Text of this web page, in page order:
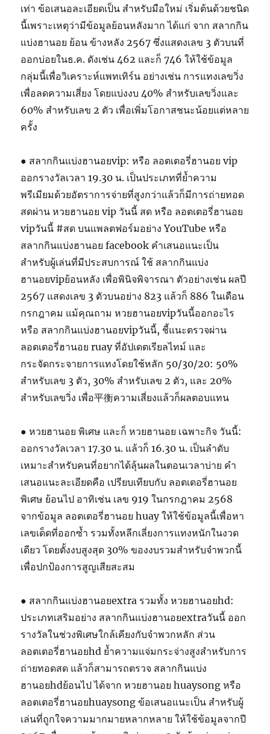
เท่า ข้อเสนอละเอียดเป็น สำหรับมือใหม่ เริ่มต้นด้วยชนิด
นี้เพราะเหตุว่ามีข้อมูลย้อนหลังมาก ได้แก่ จาก สลากกิน
แบ่งฮานอย ย้อน ข้างหลัง 2567 ซึ่งแสดงเลข 3 ตัวบนที่
ออกบ่อยในธ.ค. ดังเช่น 462 และก็ 746 ให้ใช้ข้อมูล
กลุ่มนี้เพื่อวิเคราะห์แพทเทิร์น อย่างเช่น การแทงเลขวิ่ง
เพื่อลดความเสี่ยง โดยแบ่งงบ 40% สำหรับเลขวิ่งและ
60% สำหรับเลข 2 ตัว เพื่อเพิ่มโอกาสชนะน้อยแต่หลาย
ครั้ง
● สลากกินแบ่งฮานอยvip: หรือ ลอตเตอรี่ฮานอย vip
ออกรางวัลเวลา 19.30 น. เป็นประเภทที่ย้ำความ
พรีเมียมด้วยอัตราการจ่ายที่สูงกว่าแล้วก็มีการถ่ายทอด
สดผ่าน หวยฮานอย vip วันนี้ สด หรือ ลอตเตอรี่ฮานอย
vipวันนี้ #สด บนแพลตฟอร์มอย่าง YouTube หรือ
สลากกินแบ่งฮานอย facebook คำเสนอแนะเป็น
สำหรับผู้เล่นที่มีประสบการณ์ ใช้ สลากกินแบ่ง
ฮานอยvipย้อนหลัง เพื่อพินิจพิจารณา ตัวอย่างเช่น ผลปี
2567 แสดงเลข 3 ตัวบนอย่าง 823 แล้วก็ 886 ในเดือน
กรกฎาคม แม้คุณถาม หวยฮานอยvipวันนี้ออกอะไร
หรือ สลากกินแบ่งฮานอยvipวันนี้, ชี้แนะตรวจผ่าน
ลอตเตอรี่ฮานอย ruay ที่อัปเดตเรียลไทม์ และ
กระจัดกระจายการแทงโดยใช้หลัก 50/30/20: 50%
สำหรับเลข 3 ตัว, 30% สำหรับเลข 2 ตัว, และ 20%
สำหรับเลขวิ่ง เพื่อ平衡ความเสี่ยงแล้วก็ผลตอบแทน
● หวยฮานอย พิเศษ และก็ หวยฮานอย เฉพาะกิจ วันนี้:
ออกรางวัลเวลา 17.30 น. แล้วก็ 16.30 น. เป็นลำดับ
เหมาะสำหรับคนที่อยากได้ลุ้นผลในตอนเวลาบ่าย คำ
เสนอแนะละเอียดคือ เปรียบเทียบกับ ลอตเตอรี่ฮานอย
พิเศษ ย้อนไป อาทิเช่น เลข 919 ในกรกฎาคม 2568
จากข้อมูล ลอตเตอรี่ฮานอย huay ให้ใช้ข้อมูลนี้เพื่อหา
เลขเด็ดที่ออกซ้ำ รวมทั้งหลีกเลี่ยงการแทงหนักในงวด
เดียว โดยตั้งงบสูงสุด 30% ของงบรวมสำหรับจำพวกนี้
เพื่อปกป้องการสูญเสียสะสม
● สลากกินแบ่งฮานอยextra รวมทั้ง หวยฮานอยhd:
ประเภทเสริมอย่าง สลากกินแบ่งฮานอยextraวันนี้ ออก
รางวัลในช่วงพิเศษใกล้เคียงกับจำพวกหลัก ส่วน
ลอตเตอรี่ฮานอยhd ย้ำความแจ่มกระจ่างสูงสำหรับการ
ถ่ายทอดสด แล้วก็สามารถตรวจ สลากกินแบ่ง
ฮานอยhdย้อนไป ได้จาก หวยฮานอย huaysong หรือ
ลอตเตอรี่ฮานอยhuaysong ข้อเสนอแนะเป็น สำหรับผู้
เล่นที่ถูกใจความมากมายหลากหลาย ให้ใช้ข้อมูลจากปี